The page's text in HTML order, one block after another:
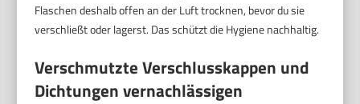
Flaschen deshalb offen an der Luft trocknen, bevor du sie
verschließt oder lagerst. Das schützt die Hygiene nachhaltig.
Verschmutzte Verschlusskappen und
Dichtungen vernachlässigen